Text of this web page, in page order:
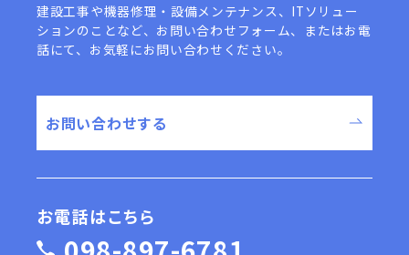
役職員
の情報
労働者派遣等に関する提案・情報
提供・カウンセリング・各種
手続等業務連絡、施設・設備管理
業務の企画・開発・改善及びそれ
画の案内、提案及び実施
建設工事や機器修理・設備メンテナンス、ITソリュー
ションのことなど、 お問い合わせフォーム、またはお電
話にて、お気軽にお問い合わせください。
お問い合わせする
お電話はこちら